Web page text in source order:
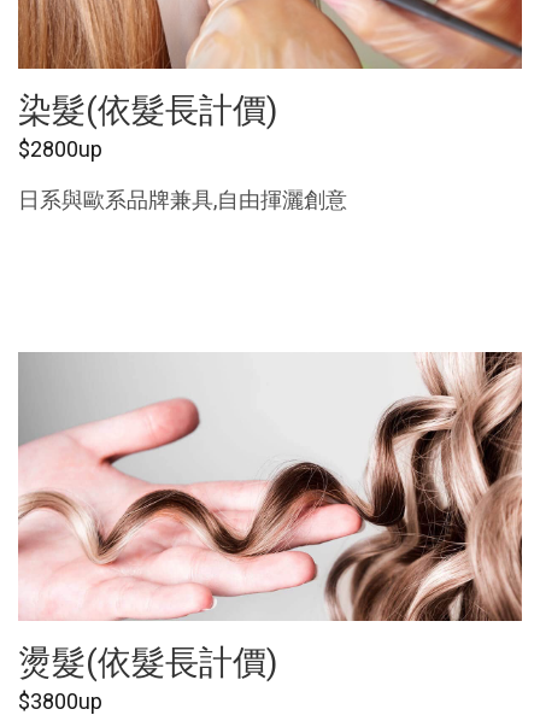
染髮(依髮長計價)
$2800up
日系與歐系品牌兼具,自由揮灑創意
燙髮(依髮長計價)
$3800up